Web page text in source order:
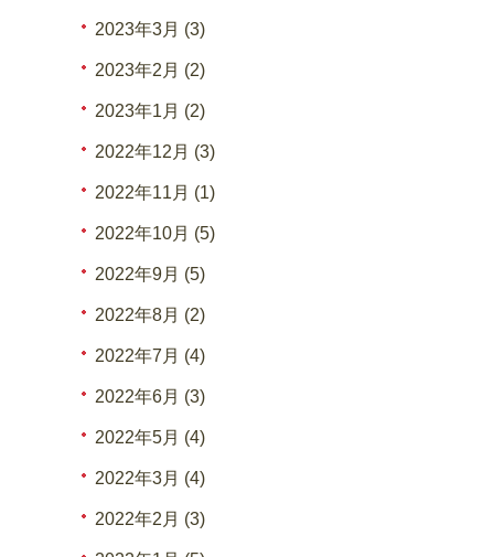
2023年3月 (3)
2023年2月 (2)
2023年1月 (2)
2022年12月 (3)
2022年11月 (1)
2022年10月 (5)
2022年9月 (5)
2022年8月 (2)
2022年7月 (4)
2022年6月 (3)
2022年5月 (4)
2022年3月 (4)
2022年2月 (3)